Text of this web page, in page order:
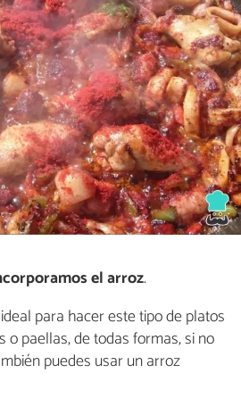
el arroz.
para hacer este tipo de platos
o paellas, de todas formas, si no
puedes usar un arroz